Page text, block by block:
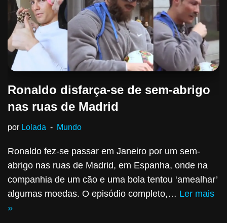
Ronaldo disfarça-se de sem-abrigo
nas ruas de Madrid
por Lolada Mundo
Ronaldo fez-se passar em Janeiro por um sem-
abrigo nas ruas de Madrid, em Espanha, onde na
companhia de um cão e uma bola tentou ‘amealhar’
algumas moedas. O episódio completo,… Ler mais
»